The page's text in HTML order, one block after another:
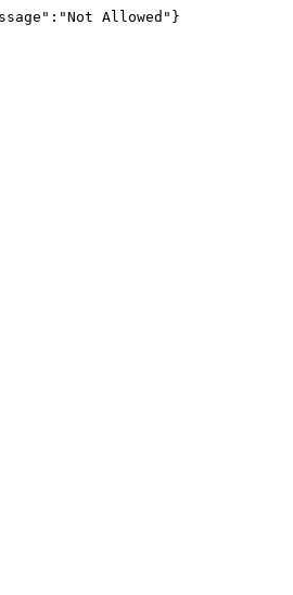
Allowed"}